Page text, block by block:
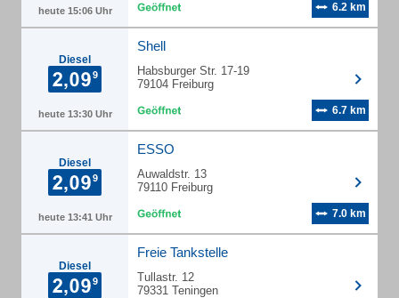
heute 15:06 Uhr 6.2 km
Diesel
heute 13:30 Uhr
Shell
Habsburger Str. 17-19
79104 Freiburg
6.7 km
Diesel
heute 13:41 Uhr
ESSO
Auwaldstr. 13
79110 Freiburg
7.0 km
Diesel
Freie Tankstelle
Tullastr. 12
79331 Teningen